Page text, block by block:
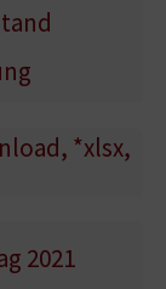
*xlsx,
2021